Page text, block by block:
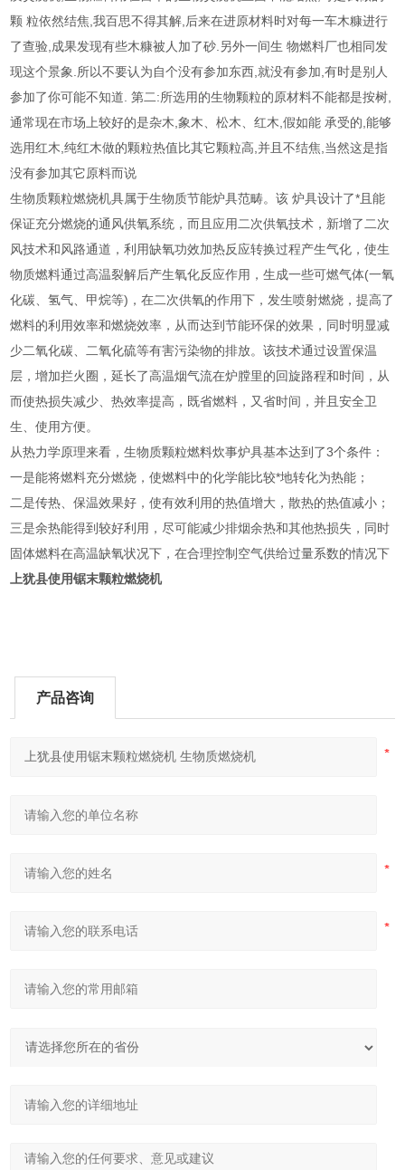
颗 粒依然结焦,我百思不得其解,后来在进原材料时对每一车木糠进行
了查验,成果发现有些木糠被人加了砂.另外一间生 物燃料厂也相同发
现这个景象.所以不要认为自个没有参加东西,就没有参加,有时是别人
参加了你可能不知道. 第二:所选用的生物颗粒的原材料不能都是按树,
通常现在市场上较好的是杂木,象木、松木、红木,假如能 承受的,能够
选用红木,纯红木做的颗粒热值比其它颗粒高,并且不结焦,当然这是指
没有参加其它原料而说
生物质颗粒燃烧机具属于生物质节能炉具范畴。该 炉具设计了*且能
保证充分燃烧的通风供氧系统，而且应用二次供氧技术，新增了二次
风技术和风路通道，利用缺氧功效加热反应转换过程产生气化，使生
物质燃料通过高温裂解后产生氧化反应作用，生成一些可燃气体(一氧
化碳、氢气、甲烷等)，在二次供氧的作用下，发生喷射燃烧，提高了
燃料的利用效率和燃烧效率，从而达到节能环保的效果，同时明显减
少二氧化碳、二氧化硫等有害污染物的排放。该技术通过设置保温
层，增加拦火圈，延长了高温烟气流在炉膛里的回旋路程和时间，从
而使热损失减少、热效率提高，既省燃料，又省时间，并且安全卫
生、使用方便。
从热力学原理来看，生物质颗粒燃料炊事炉具基本达到了3个条件：
一是能将燃料充分燃烧，使燃料中的化学能比较*地转化为热能；
二是传热、保温效果好，使有效利用的热值增大，散热的热值减小；
三是余热能得到较好利用，尽可能减少排烟余热和其他热损失，同时
固体燃料在高温缺氧状况下，在合理控制空气供给过量系数的情况下
上犹县使用锯末颗粒燃烧机
产品咨询